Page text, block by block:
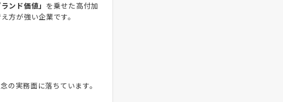
ンド価値」 を乗せた高付加
方が強い企業です。
の実務面に落ちています。